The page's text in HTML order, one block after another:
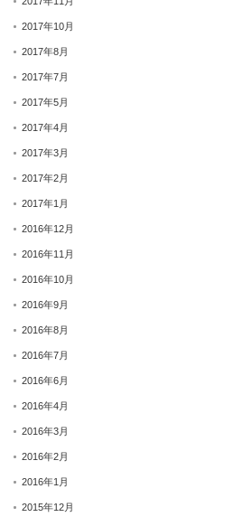
2017年10月
2017年8月
2017年7月
2017年5月
2017年4月
2017年3月
2017年2月
2017年1月
2016年12月
2016年11月
2016年10月
2016年9月
2016年8月
2016年7月
2016年6月
2016年4月
2016年3月
2016年2月
2016年1月
2015年12月